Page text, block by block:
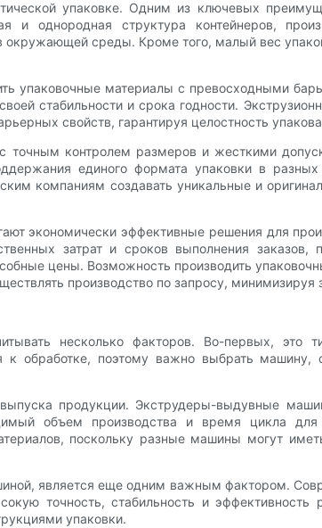
упаковке. Одним из ключевых
и однородная структура контейнеров,
среды. Кроме того, малый вес
упаковочные материалы с превосходными
стабильности и срока годности.
свойств, гарантируя целостность
точным контролем размеров и жесткими
единого формата упаковки в разных
компаниям создавать уникальные и
экономически эффективные решения для
затрат и сроков выполнения заказов,
цены. Возможность производить
производство по запросу, минимизируя
несколько факторов. Во-первых, это
к обработке, поэтому важно выбрать
продукции. Экструдеры-выдувные
объем производства и время цикла для
поскольку разные машины могут
является еще одним важным фактором.
точность, стабильность и
упаковки.